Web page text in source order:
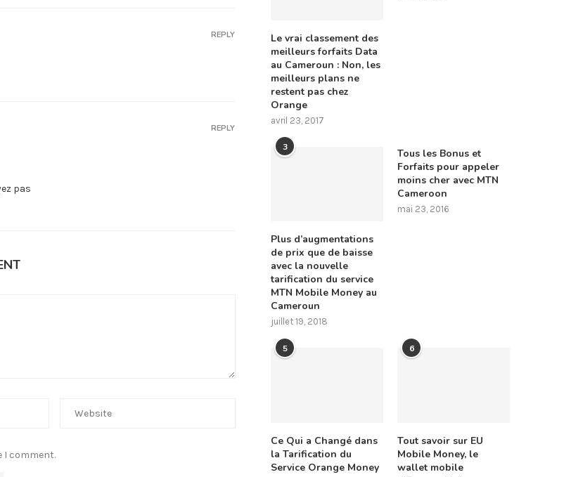
REPLY
pas
REPLY
I comment.
Le vrai classement des
meilleurs forfaits Data
au Cameroun : Non, les
meilleurs plans ne
restent pas chez
Orange
avril 23, 2017
3
Plus d’augmentations
de prix que de baisse
avec la nouvelle
tarification du service
MTN Mobile Money au
Cameroun
juillet 19, 2018
Tous les Bonus et
Forfaits pour appeler
moins cher avec MTN
Cameroon
mai 23, 2016
5
Ce Qui a Changé dans
la Tarification du
Service Orange Money
6
Tout savoir sur EU
Mobile Money, le
wallet mobile